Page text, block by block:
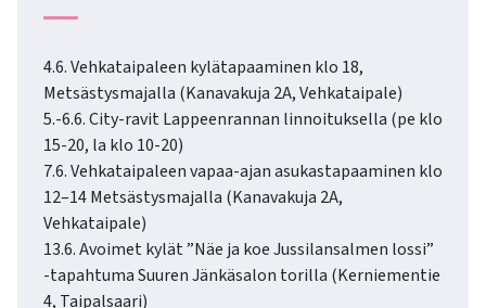
4.6. Vehkataipaleen kylätapaaminen klo 18,
Metsästysmajalla (Kanavakuja 2A, Vehkataipale)
5.-6.6. City-ravit Lappeenrannan linnoituksella (pe klo
15-20, la klo 10-20)
7.6. Vehkataipaleen vapaa-ajan asukastapaaminen klo
12–14 Metsästysmajalla (Kanavakuja 2A,
Vehkataipale)
13.6. Avoimet kylät ”Näe ja koe Jussilansalmen lossi”
-tapahtuma Suuren Jänkäsalon torilla (Kerniementie
4, Taipalsaari)